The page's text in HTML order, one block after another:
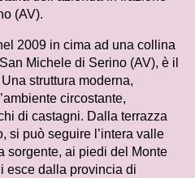
(AV).
2009 in cima ad una collina
Michele di Serino (AV), è il
struttura moderna,
circostante,
di castagni. Dalla terrazza
si può seguire l’intera valle
sorgente, ai piedi del Monte
esce dalla provincia di